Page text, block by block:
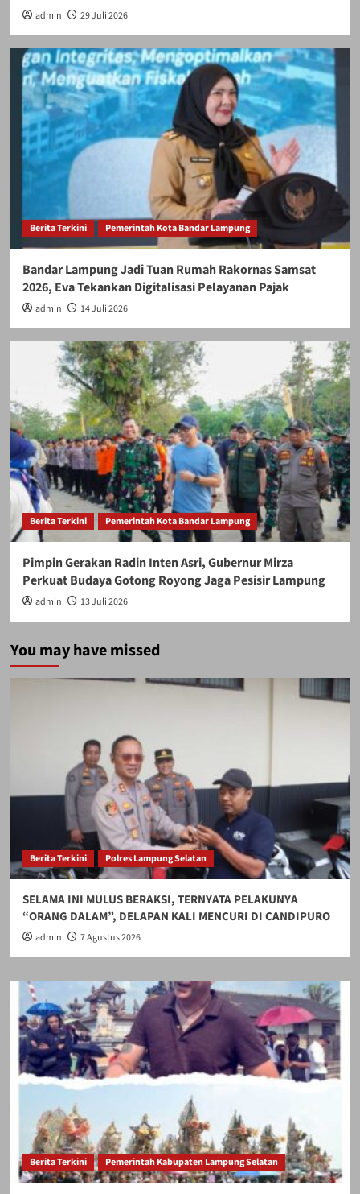
admin 29 Juli 2026
Berita Terkini Pemerintah Kota Bandar Lampung
Bandar Lampung Jadi Tuan Rumah Rakornas Samsat
2026, Eva Tekankan Digitalisasi Pelayanan Pajak
admin 14 Juli 2026
Berita Terkini Pemerintah Kota Bandar Lampung
Pimpin Gerakan Radin Inten Asri, Gubernur Mirza
Perkuat Budaya Gotong Royong Jaga Pesisir Lampung
admin 13 Juli 2026
You may have missed
Berita Terkini Polres Lampung Selatan
SELAMA INI MULUS BERAKSI, TERNYATA PELAKUNYA
“ORANG DALAM”, DELAPAN KALI MENCURI DI CANDIPURO
admin 7 Agustus 2026
Berita Terkini Pemerintah Kabupaten Lampung Selatan